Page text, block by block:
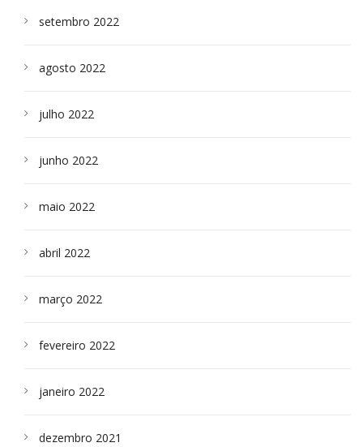
setembro 2022
agosto 2022
julho 2022
junho 2022
maio 2022
abril 2022
março 2022
fevereiro 2022
janeiro 2022
dezembro 2021